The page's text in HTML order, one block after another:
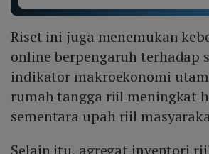
Riset ini juga menemukan
online berpengaruh terhadap
indikator makroekonomi
rumah tangga riil meningkat
sementara upah riil